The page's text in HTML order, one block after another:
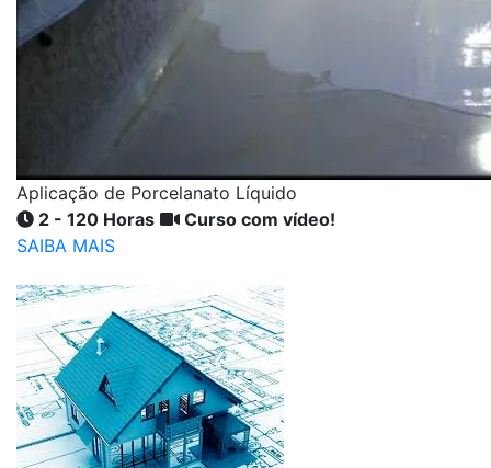
Aplicação de Porcelanato Líquido
2 - 120 Horas
Curso com vídeo!
SAIBA MAIS